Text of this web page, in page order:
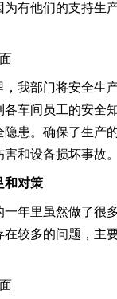
有他们的支持生
，我部门将安全生
各车间员工的安全
隐患。确保了生产
和设备损坏事故。
和对策
一年里虽然做了很
较多的问题，主